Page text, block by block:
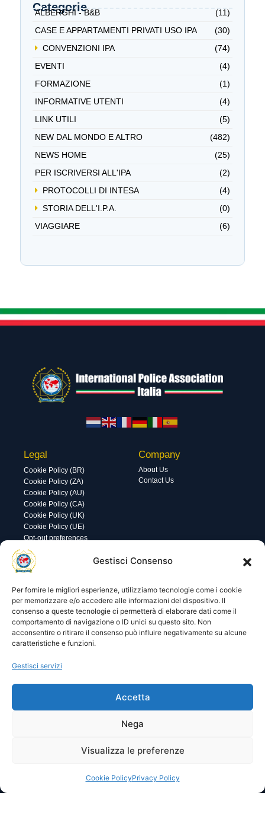
Gestisci Consenso
Per fornire le migliori esperienze, utilizziamo tecnologie come i cookie
per memorizzare e/o accedere alle informazioni del dispositivo. Il
consenso a queste tecnologie ci permetterà di elaborare dati come il
comportamento di navigazione o ID unici su questo sito. Non
acconsentire o ritirare il consenso può influire negativamente su alcune
caratteristiche e funzioni.
Gestisci servizi
Accetta
Nega
Visualizza le preferenze
Cookie PolicyPrivacy Policy
Categorie
ALBERGHI - B&B
(11)
CASE E APPARTAMENTI PRIVATI USO IPA
(30)
CONVENZIONI IPA
(74)
EVENTI
(4)
FORMAZIONE
(1)
INFORMATIVE UTENTI
(4)
LINK UTILI
(5)
NEW DAL MONDO E ALTRO
(482)
NEWS HOME
(25)
PER ISCRIVERSI ALL'IPA
(2)
PROTOCOLLI DI INTESA
(4)
STORIA DELL'I.P.A.
(0)
VIAGGIARE
(6)
Legal
Cookie Policy (BR)
Cookie Policy (ZA)
Cookie Policy (AU)
Cookie Policy (CA)
Cookie Policy (UK)
Cookie Policy (UE)
Opt-out preferences
Company
About Us
Contact Us
Utility
Visite di oggi: 59
Visite totali: 13491
Area gestione
© 2025 I.P.A. Italia E.T.S. n. 36463 – Via Niccolò Copernico nr.
ipaitalia@pec.ipa-italia.it –Powered by